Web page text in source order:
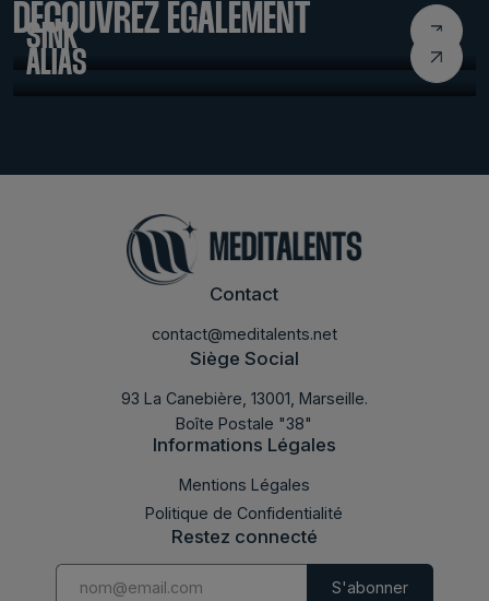
DÉCOUVREZ ÉGALEMENT
SINK
ALIAS
Contact
contact@meditalents.net
Siège Social
93 La Canebière, 13001, Marseille.
Boîte Postale "38"
Informations Légales
Mentions Légales
Politique de Confidentialité
Restez connecté